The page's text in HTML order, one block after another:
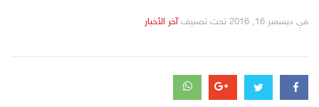
في ديسمبر 16, 2016 تحت تصنيف التصانيف
آخر الأخبار